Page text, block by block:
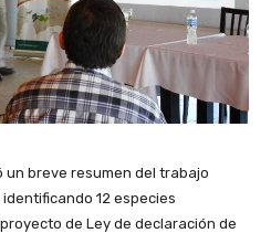
un breve resumen del trabajo
12 especies
de Ley de declaración de